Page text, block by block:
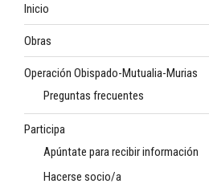
Inicio
Obras
Operación Obispado-Mutualia-Murias
Preguntas frecuentes
Participa
Apúntate para recibir información
Hacerse socio/a